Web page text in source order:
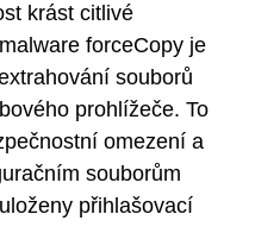
krást citlivé
forceCopy je
souborů
prohlížeče. To
omezení a
souborům
přihlašovací